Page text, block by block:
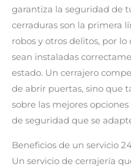
garantiza la seguridad de
cerraduras son la primera
robos y otros delitos, por
sean instaladas
estado. Un cerrajero
de abrir puertas, sino que
sobre las mejores opciones
de seguridad que se
Beneficios de un servicio
Un servicio de cerrajería